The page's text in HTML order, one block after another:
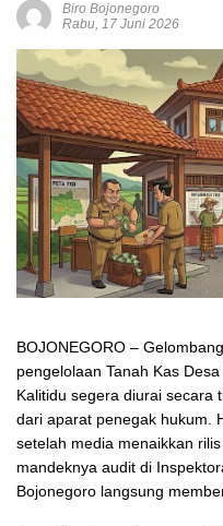
Biro Bojonegoro
Rabu, 17 Juni 2026
BOJONEGORO –
pengelolaan Tanah Kas
Kalitidu segera diurai secara
dari aparat penegak hukum.
setelah media menaikkan
mandeknya audit di
Bojonegoro langsung